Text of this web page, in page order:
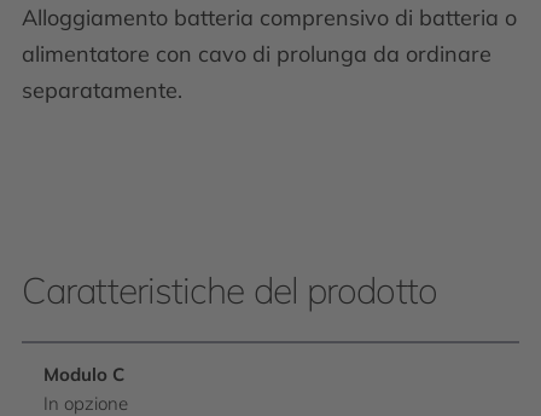
Alloggiamento batteria comprensivo di batteria o
alimentatore con cavo di prolunga da ordinare
separatamente.
Caratteristiche del prodotto
Modulo C
In opzione